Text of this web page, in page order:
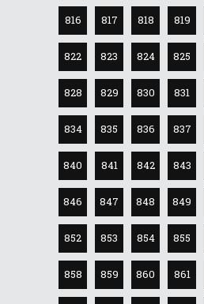
816 817 818 819
822 823 824 825
828 829 830 831
834 835 836 837
840 841 842 843
846 847 848 849
852 853 854 855
858 859 860 861